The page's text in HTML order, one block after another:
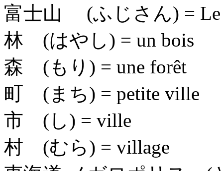
富士山 (ふじさん) =
林 (はやし) = un bois
森 (もり) = une forêt
町 (まち) = petite ville
市 (し) = ville
村 (むら) = village